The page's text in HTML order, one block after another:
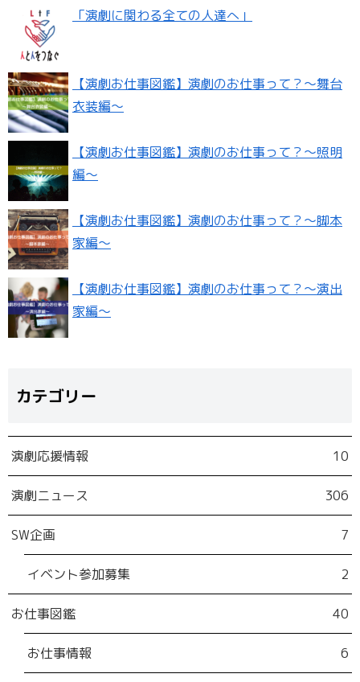
「演劇に関わる全ての人達へ」
【演劇お仕事図鑑】演劇のお仕事って？〜舞台
衣装編〜
【演劇お仕事図鑑】演劇のお仕事って？〜照明
編〜
【演劇お仕事図鑑】演劇のお仕事って？〜脚本
家編〜
【演劇お仕事図鑑】演劇のお仕事って？〜演出
家編〜
カテゴリー
演劇応援情報 10
演劇ニュース 306
SW企画 7
イベント参加募集 2
お仕事図鑑 40
お仕事情報 6